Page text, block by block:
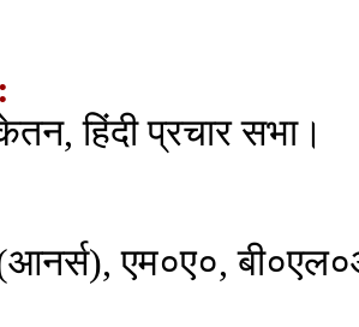
हिंदी प्रचार सभा।
एम०ए०,